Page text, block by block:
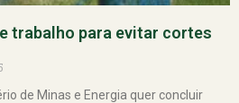
trabalho para evitar cortes
de Minas e Energia quer concluir